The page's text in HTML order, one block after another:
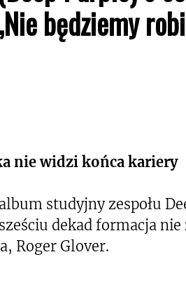
będziemy
nie widzi końca kariery
studyjny zespołu
dekad formacja
Roger Glover.